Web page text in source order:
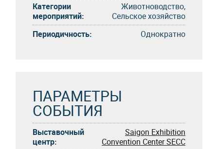
Категории
мероприятий:
Животноводство,
Сельское хозяйство
Периодичность:
Однократно
ПАРАМЕТРЫ
СОБЫТИЯ
Выставочный
центр:
Saigon Exhibition
Convention Center SECC